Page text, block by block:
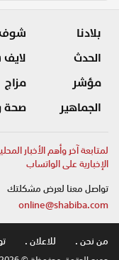
بلادنا
الحدث
مؤشر
الجماهير
مزاج
صحة
لمتابعة آخر وأهم الأخبار
الإخبارية على الواتساب
تواصل معنا لعرض مشكلتك
online@shabiba.com
من نحن .
للاعلان .